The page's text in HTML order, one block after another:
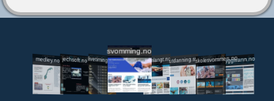
medley.no jechsoft.nolivetiming.medley.no
svomming.no
svomlangt.noutdanning.svomming.no
skolesvommen.notryggivann.no